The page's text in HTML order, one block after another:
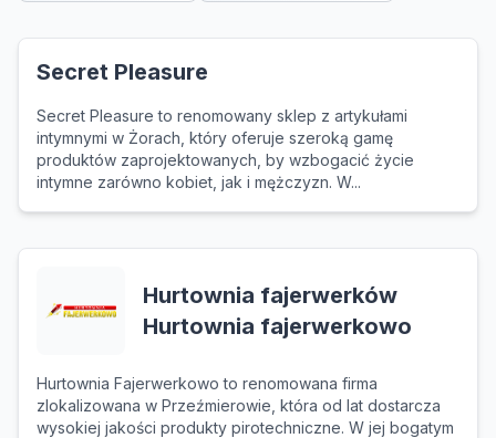
Secret Pleasure
Secret Pleasure to renomowany sklep z artykułami
intymnymi w Żorach, który oferuje szeroką gamę
produktów zaprojektowanych, by wzbogacić życie
intymne zarówno kobiet, jak i mężczyzn. W...
Hurtownia fajerwerków
Hurtownia fajerwerkowo
Hurtownia Fajerwerkowo to renomowana firma
zlokalizowana w Przeźmierowie, która od lat dostarcza
wysokiej jakości produkty pirotechniczne. W jej bogatym